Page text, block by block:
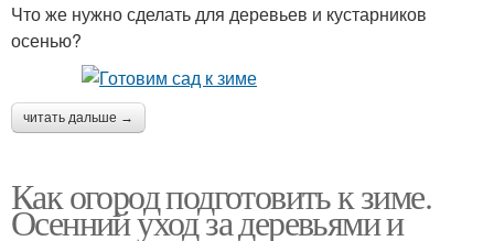
Что же нужно сделать для деревьев и кустарников
осенью?
читать дальше →
Как огород подготовить к зиме.
Осенний уход за деревьями и